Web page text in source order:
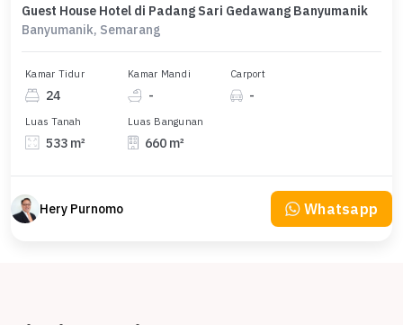
Guest House Hotel di Padang Sari Gedawang Banyumanik
Banyumanik, Semarang
Kamar Tidur
24
Kamar Mandi
-
Carport
-
Luas Tanah
533 m²
Luas Bangunan
660 m²
Hery Purnomo Whatsapp